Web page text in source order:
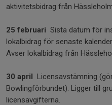
aktivitetsbidrag från
25 februari Sista datum för
lokalbidrag för senaste
Avser lokalbidrag från
30 april Licensavstämning
Bowlingförbundet). Ligger till
licensavgifterna.